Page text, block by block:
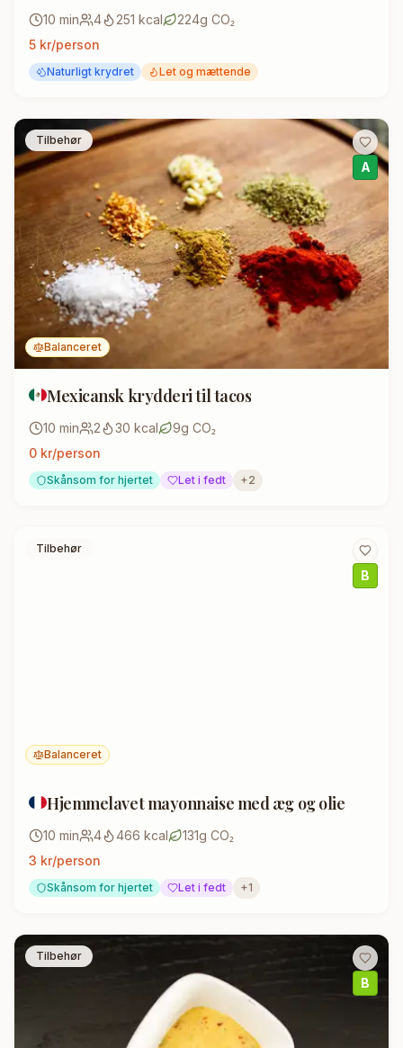
10 min 4 251 kcal 224g CO₂
5 kr/person
Naturligt krydret Let og mættende
Balanceret
Tilbehør
A
Mexicansk krydderi til tacos
10 min 2 30 kcal 9g CO₂
0 kr/person
Skånsom for hjertet Let i fedt +2
Balanceret
Tilbehør
B
Hjemmelavet mayonnaise med æg og olie
10 min 4 466 kcal 131g CO₂
3 kr/person
Skånsom for hjertet Let i fedt +1
Tilbehør
B